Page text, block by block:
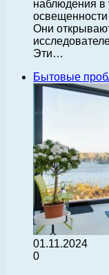
наблюдения в
Они
Эти…
Бытовые
01.11.2024
0